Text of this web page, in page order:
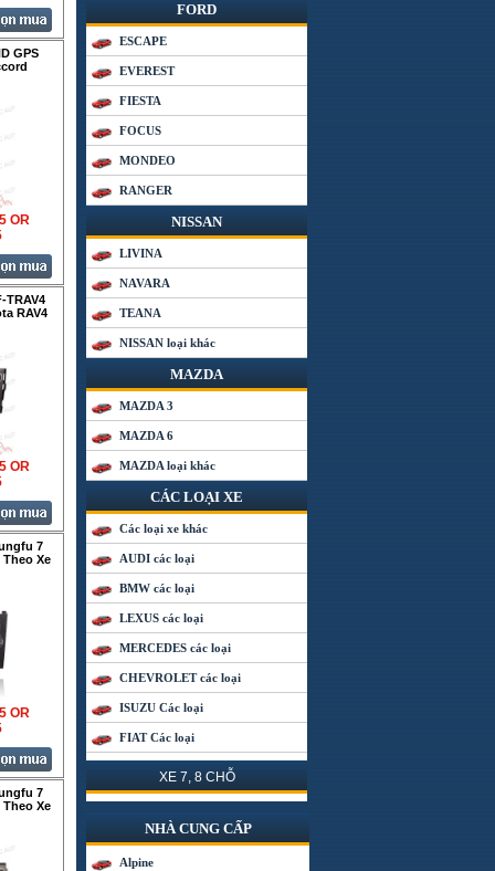
GPS
OR
TRAV4
RAV4
OR
7
Theo Xe
OR
7
Theo Xe
FORD
ESCAPE
EVEREST
FIESTA
FOCUS
MONDEO
RANGER
NISSAN
LIVINA
NAVARA
TEANA
NISSAN loại khác
MAZDA
MAZDA 3
MAZDA 6
MAZDA loại khác
CÁC LOẠI XE
Các loại xe khác
AUDI các loại
BMW các loại
LEXUS các loại
MERCEDES các loại
CHEVROLET các loại
ISUZU Các loại
FIAT Các loại
XE 7, 8 CHỖ
NHÀ CUNG CẤP
Alpine